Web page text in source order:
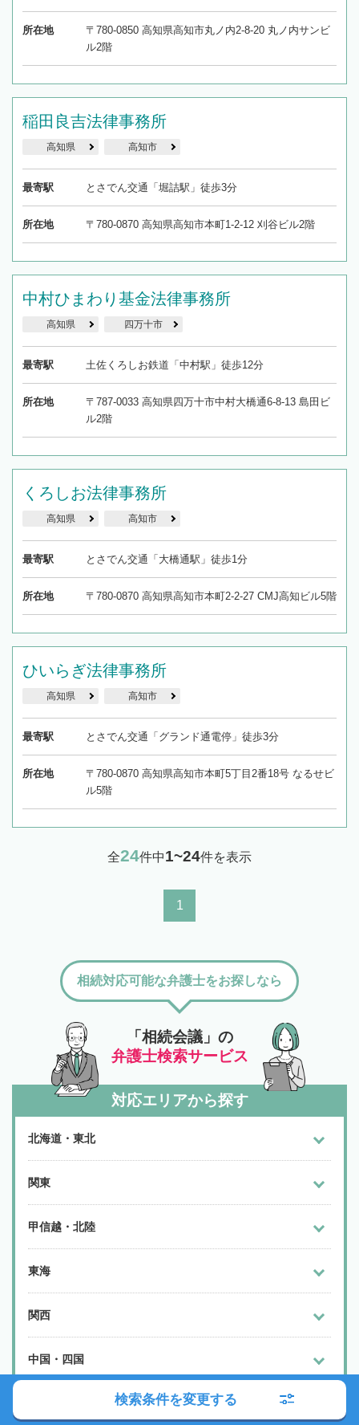
所在地
〒780-0850 高知県高知市丸ノ内2-8-20 丸ノ内サンビ
ル2階
稲田良吉法律事務所
高知県 高知市
最寄駅 とさでん交通「堀詰駅」徒歩3分
所在地 〒780-0870 高知県高知市本町1-2-12 刈谷ビル2階
中村ひまわり基金法律事務所
高知県 四万十市
最寄駅 土佐くろしお鉄道「中村駅」徒歩12分
所在地
〒787-0033 高知県四万十市中村大橋通6-8-13 島田ビ
ル2階
くろしお法律事務所
高知県 高知市
最寄駅 とさでん交通「大橋通駅」徒歩1分
所在地 〒780-0870 高知県高知市本町2-2-27 CMJ高知ビル5階
ひいらぎ法律事務所
高知県 高知市
最寄駅 とさでん交通「グランド通電停」徒歩3分
所在地
〒780-0870 高知県高知市本町5丁目2番18号 なるせビ
ル5階
全24件中1~24件を表示
1
「相続会議」の
弁護士検索サービス
相続対応可能な弁護士をお探しなら
対応エリアから探す
北海道・東北
関東
甲信越・北陸
東海
関西
中国・四国
検索条件を変更する